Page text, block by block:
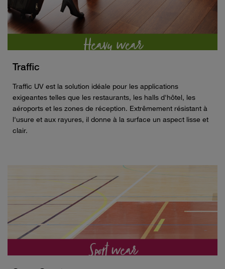
Traffic
Traffic UV est la solution idéale pour les applications
exigeantes telles que les restaurants, les halls d'hôtel, les
aéroports et les zones de réception. Extrêmement résistant à
l'usure et aux rayures, il donne à la surface un aspect lisse et
clair.